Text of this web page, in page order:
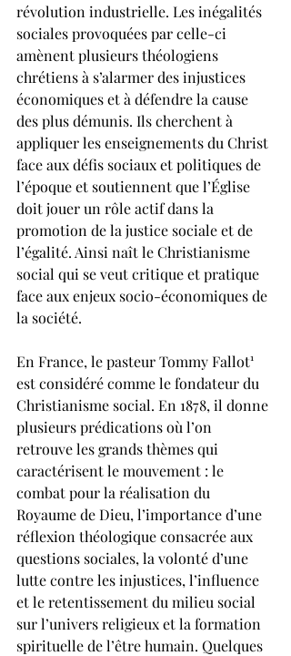
révolution industrielle. Les inégalités
sociales provoquées par celle-ci
amènent plusieurs théologiens
chrétiens à s’alarmer des injustices
économiques et à défendre la cause
des plus démunis. Ils cherchent à
appliquer les enseignements du Christ
face aux défis sociaux et politiques de
l’époque et soutiennent que l’Église
doit jouer un rôle actif dans la
promotion de la justice sociale et de
l’égalité. Ainsi naît le Christianisme
social qui se veut critique et pratique
face aux enjeux socio-économiques de
la société.
En France, le pasteur Tommy Fallot¹
est considéré comme le fondateur du
Christianisme social. En 1878, il donne
plusieurs prédications où l’on
retrouve les grands thèmes qui
caractérisent le mouvement : le
combat pour la réalisation du
Royaume de Dieu, l’importance d’une
réflexion théologique consacrée aux
questions sociales, la volonté d’une
lutte contre les injustices, l’influence
et le retentissement du milieu social
sur l’univers religieux et la formation
spirituelle de l’être humain. Quelques